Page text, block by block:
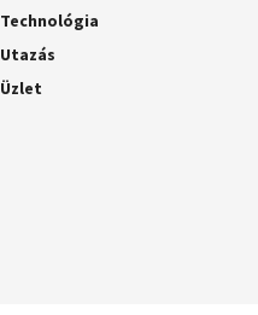
Technológia
Utazás
Üzlet